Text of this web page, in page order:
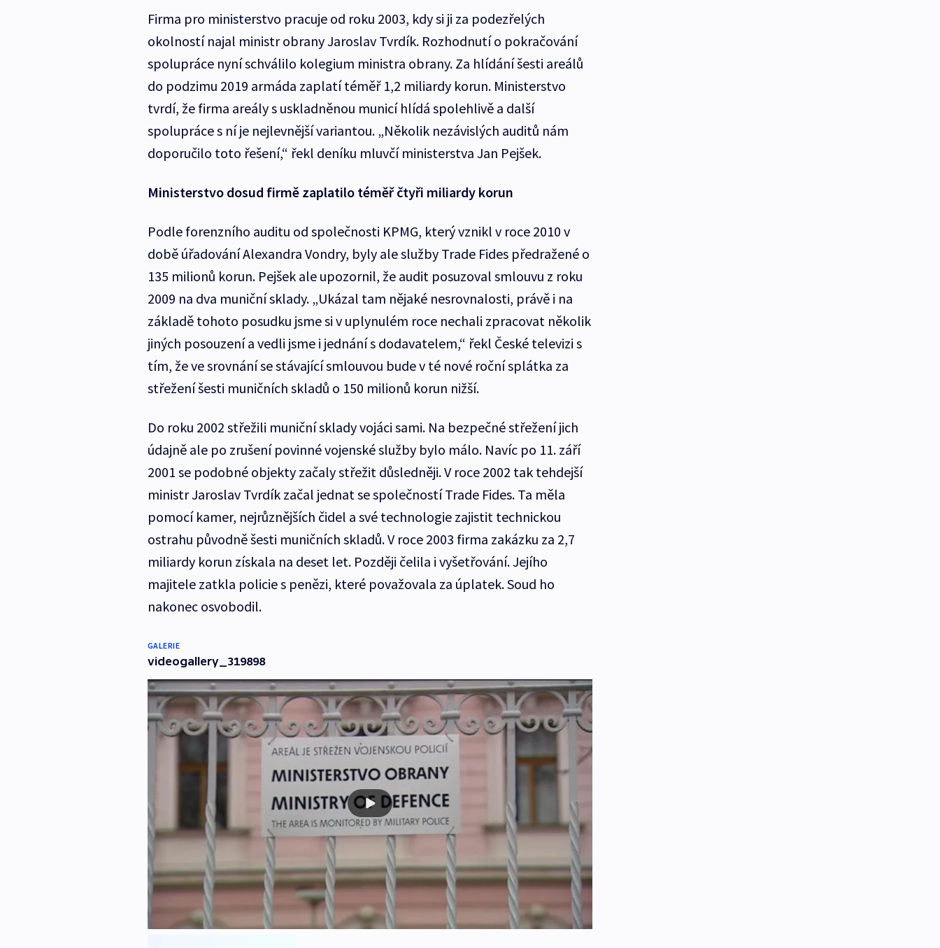
Firma pro ministerstvo pracuje od roku 2003, kdy si ji za podezřelých
okolností najal ministr obrany Jaroslav Tvrdík. Rozhodnutí o pokračování
spolupráce nyní schválilo kolegium ministra obrany. Za hlídání šesti areálů
do podzimu 2019 armáda zaplatí téměř 1,2 miliardy korun. Ministerstvo
tvrdí, že firma areály s uskladněnou municí hlídá spolehlivě a další
spolupráce s ní je nejlevnější variantou. „Několik nezávislých auditů nám
doporučilo toto řešení,“ řekl deníku mluvčí ministerstva Jan Pejšek.
Ministerstvo dosud firmě zaplatilo téměř čtyři miliardy korun
Podle forenzního auditu od společnosti KPMG, který vznikl v roce 2010 v
době úřadování Alexandra Vondry, byly ale služby Trade Fides předražené o
135 milionů korun. Pejšek ale upozornil, že audit posuzoval smlouvu z roku
2009 na dva muniční sklady. „Ukázal tam nějaké nesrovnalosti, právě i na
základě tohoto posudku jsme si v uplynulém roce nechali zpracovat několik
jiných posouzení a vedli jsme i jednání s dodavatelem,“ řekl České televizi s
tím, že ve srovnání se stávající smlouvou bude v té nové roční splátka za
střežení šesti muničních skladů o 150 milionů korun nižší.
Do roku 2002 střežili muniční sklady vojáci sami. Na bezpečné střežení jich
údajně ale po zrušení povinné vojenské služby bylo málo. Navíc po 11. září
2001 se podobné objekty začaly střežit důsledněji. V roce 2002 tak tehdejší
ministr Jaroslav Tvrdík začal jednat se společností Trade Fides. Ta měla
pomocí kamer, nejrůznějších čidel a své technologie zajistit technickou
ostrahu původně šesti muničních skladů. V roce 2003 firma zakázku za 2,7
miliardy korun získala na deset let. Později čelila i vyšetřování. Jejího
majitele zatkla policie s penězi, které považovala za úplatek. Soud ho
nakonec osvobodil.
GALERIE
videogallery_319898